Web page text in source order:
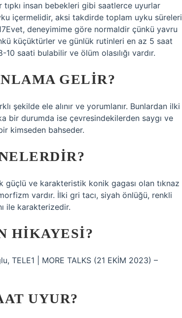
insan bebekleri gibi saatlerce uyurlar
içermelidir, aksi takdirde toplam uyku süreleri
deneyimime göre normaldir çünkü yavru
küçüktürler ve günlük rutinleri en az 5 saat
saati bulabilir ve ölüm olasılığı vardır.
GELIR?
şekilde ele alınır ve yorumlanır. Bunlardan ilki
bir durumda ise çevresindekilerden saygı ve
kimseden bahseder.
güçlü ve karakteristik konik gagası olan tıknaz
vardır. İlki gri tacı, siyah önlüğü, renkli
ile karakterizedir.
HIKAYESI?
TELE1 | MORE TALKS (21 EKİM 2023) –
UYUR?